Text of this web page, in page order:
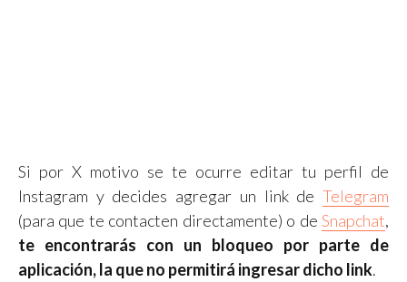
Si por X motivo se te ocurre editar tu perfil de
Instagram y decides agregar un link de Telegram
(para que te contacten directamente) o de Snapchat,
te encontrarás con un bloqueo por parte de
aplicación, la que no permitirá ingresar dicho link.